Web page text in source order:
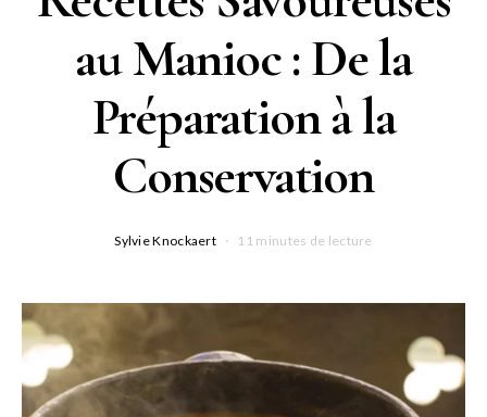
au Manioc : De la
Préparation à la
Conservation
Sylvie Knockaert 11 minutes de lecture